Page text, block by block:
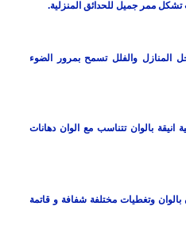
ممر جميل للحدائق المنزلية.
المنازل والفلل تسمح بمرور الضوء
بالوان تتناسب مع الوان دهانات
وتغطيات مختلفة شفافة و قاتمة